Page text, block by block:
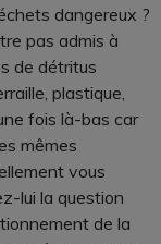
dangereux ?
pas admis à
de détritus
plastique,
fois là-bas car
mêmes
vous
lui la question
de la